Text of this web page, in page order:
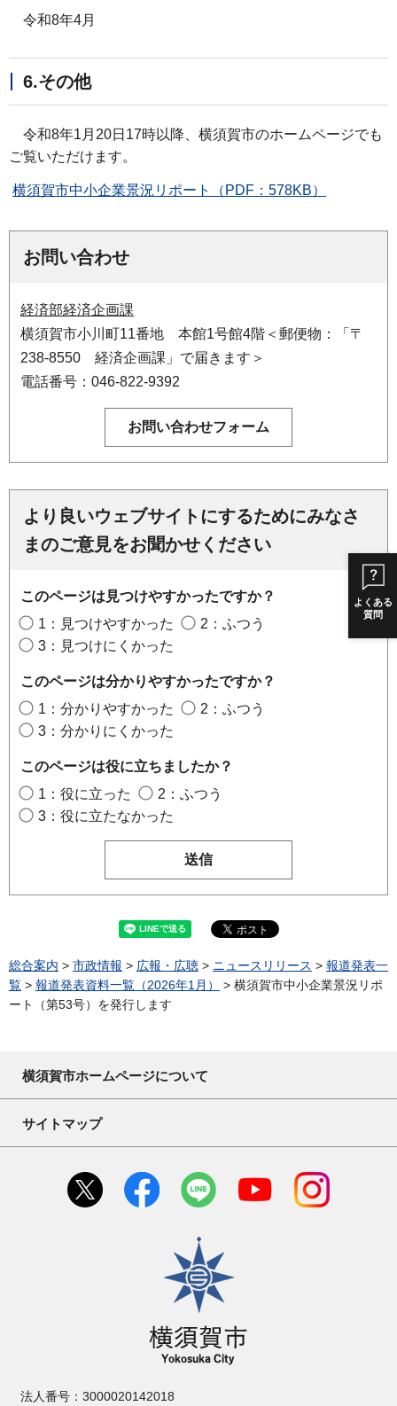
よくある
質問
令和8年4月
6.その他
令和8年1月20日17時以降、横須賀市のホームページでも
ご覧いただけます。
横須賀市中小企業景況リポート（PDF：578KB）
お問い合わせ
経済部経済企画課
横須賀市小川町11番地 本館1号館4階＜郵便物：「〒
238-8550 経済企画課」で届きます＞
電話番号：046-822-9392
より良いウェブサイトにするためにみなさ
まのご意見をお聞かせください
このページは見つけやすかったですか？
1：見つけやすかった
2：ふつう
3：見つけにくかった
このページは分かりやすかったですか？
1：分かりやすかった
2：ふつう
3：分かりにくかった
このページは役に立ちましたか？
1：役に立った
2：ふつう
3：役に立たなかった
総合案内 > 市政情報 > 広報・広聴 > ニュースリリース > 報道発表一
覧 > 報道発表資料一覧（2026年1月）
> 横須賀市中小企業景況リポ
ート（第53号）を発行します
横須賀市ホームページについて
サイトマップ
横須賀市
法人番号：3000020142018